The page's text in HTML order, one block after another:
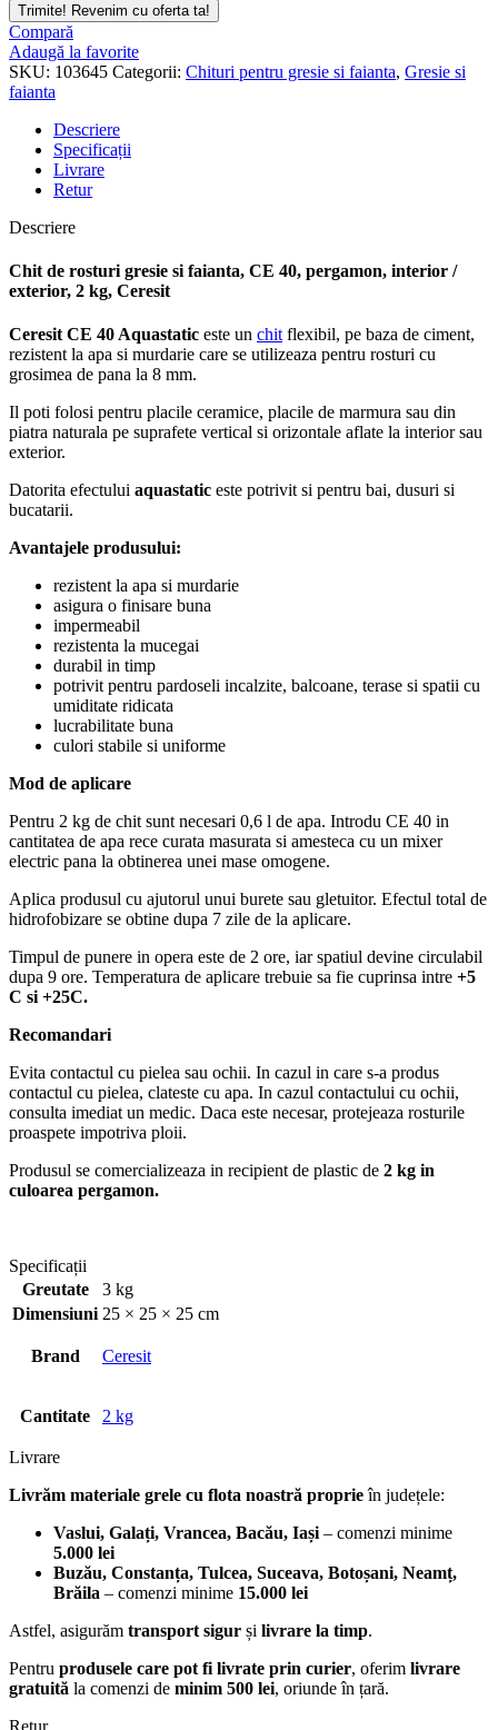
Trimite! Revenim cu oferta ta!
Compară
Adaugă la favorite
SKU: 103645 Categorii: Chituri pentru gresie si faianta, Gresie si
faianta
Descriere
Specificații
Livrare
Retur
Descriere
Chit de rosturi gresie si faianta, CE 40, pergamon, interior /
exterior, 2 kg, Ceresit
Ceresit CE 40 Aquastatic este un chitflexibil, pe baza de ciment,
rezistent la apa si murdarie care se utilizeaza pentru rosturi cu
grosimea de pana la 8 mm.
Il poti folosi pentru placile ceramice, placile de marmura sau din
piatra naturala pe suprafete vertical si orizontale aflate la interior sau
exterior.
Datorita efectului aquastatic este potrivit si pentru bai, dusuri si
bucatarii.
Avantajele produsului:
rezistent la apa si murdarie
asigura o finisare buna
impermeabil
rezistenta la mucegai
durabil in timp
potrivit pentru pardoseli incalzite, balcoane, terase si spatii cu
umiditate ridicata
lucrabilitate buna
culori stabile si uniforme
Mod de aplicare
Pentru 2 kg de chit sunt necesari 0,6 l de apa. Introdu CE 40 in
cantitatea de apa rece curata masurata si amesteca cu un mixer
electric pana la obtinerea unei mase omogene.
Aplica produsul cu ajutorul unui burete sau gletuitor. Efectul total de
hidrofobizare se obtine dupa 7 zile de la aplicare.
Timpul de punere in opera este de 2 ore, iar spatiul devine circulabil
dupa 9 ore. Temperatura de aplicare trebuie sa fie cuprinsa intre +5
C si +25C.
Recomandari
Evita contactul cu pielea sau ochii. In cazul in care s-a produs
contactul cu pielea, clateste cu apa. In cazul contactului cu ochii,
consulta imediat un medic. Daca este necesar, protejeaza rosturile
proaspete impotriva ploii.
Produsul se comercializeaza in recipient de plastic de 2 kg in
culoarea pergamon.
Specificații
Greutate
3 kg
Dimensiuni 25 × 25 × 25 cm
Brand Ceresit
Cantitate 2 kg
Livrare
Livrăm materiale grele cu flota noastră proprieîn județele:
Vaslui, Galați, Vrancea, Bacău, Iași– comenzi minime
5.000 lei
Buzău, Constanța, Tulcea, Suceava, Botoșani, Neamț,
Brăila – comenzi minime 15.000 lei
Astfel, asigurăm transport sigur și livrare la timp.
Pentru produsele care pot fi livrate prin curier, oferim livrare
gratuită la comenzi de minim 500 lei, oriunde în țară.